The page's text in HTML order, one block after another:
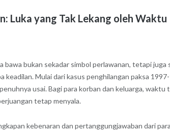
Luka yang Tak Lekang oleh Waktu
bawa bukan sekadar simbol perlawanan, tetapi
keadilan. Mulai dari kasus penghilangan paksa
usai. Bagi para korban dan keluarga,
tetap menyala.
kebenaran dan pertanggungjawaban dari